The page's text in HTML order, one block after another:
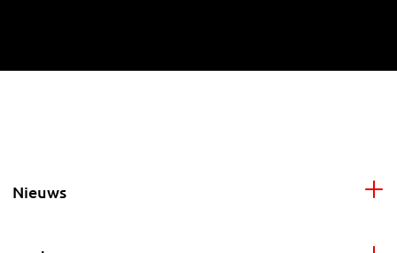
Nieuws